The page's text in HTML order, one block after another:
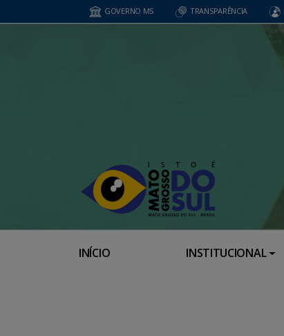
GOVERNO MS TRANSPARÊNCIA
INÍCIO INSTITUCIONAL